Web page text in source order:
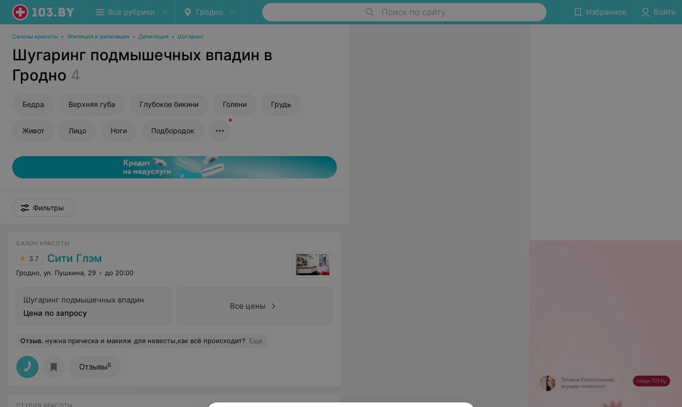
Все рубрики Гродно Поиск по сайту Избранное Войти
Салоны красоты • Эпиляция и депиляция • Депиляция • Шугаринг
Шугаринг подмышечных впадин в
Гродно 4
Бедра Верхняя губа Глубокое бикини Голени Грудь
Живот Лицо Ноги Подбородок
Фильтры
САЛОН КРАСОТЫ
3.7 Сити Глэм
Гродно, ул. Пушкина, 29 до 20:00
Шугаринг подмышечных впадин
Цена по запросу
Все цены
Отзыв. нужна прическа и макияж для невесты,как всё происходит? Еще
Отзывы6
СТУДИЯ КРАСОТЫ